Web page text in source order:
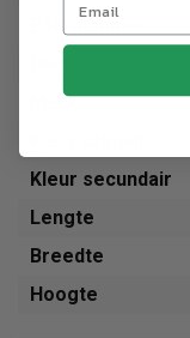
Merk
Kleur secundair
Lengte
Breedte
Hoogte